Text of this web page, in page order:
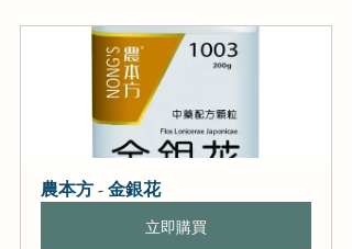
農本方 - 金銀花
立即購買